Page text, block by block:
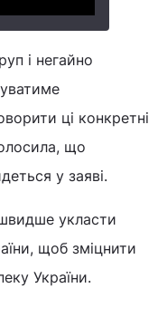
і негайно
ці конкретні
що
у заяві.
укласти
щоб зміцнити
України.